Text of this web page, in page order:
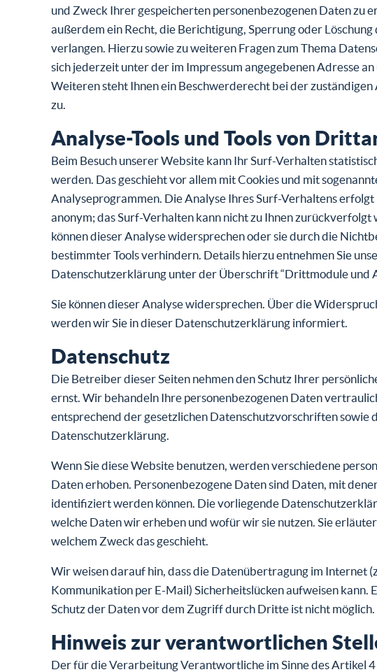
und Zweck Ihrer gespeicherten personenbezogenen Daten zu
außerdem ein Recht, die Berichtigung, Sperrung oder Löschung
verlangen. Hierzu sowie zu weiteren Fragen zum Thema
sich jederzeit unter der im Impressum angegebenen Adresse an
Weiteren steht Ihnen ein Beschwerderecht bei der
zu.
Analyse-Tools und Tools von
Beim Besuch unserer Website kann Ihr Surf-Verhalten
werden. Das geschieht vor allem mit Cookies und mit
Analyseprogrammen. Die Analyse Ihres Surf-Verhaltens erfolgt
anonym; das Surf-Verhalten kann nicht zu Ihnen zurückverfolgt
können dieser Analyse widersprechen oder sie durch die
bestimmter Tools verhindern. Details hierzu entnehmen Sie
Datenschutzerklärung unter der Überschrift “Drittmodule und
Sie können dieser Analyse widersprechen. Über die
werden wir Sie in dieser Datenschutzerklärung informiert.
Datenschutz
Die Betreiber dieser Seiten nehmen den Schutz Ihrer
ernst. Wir behandeln Ihre personenbezogenen Daten
entsprechend der gesetzlichen Datenschutzvorschriften sowie
Datenschutzerklärung.
Wenn Sie diese Website benutzen, werden verschiedene
Daten erhoben. Personenbezogene Daten sind Daten, mit
identifiziert werden können. Die vorliegende
welche Daten wir erheben und wofür wir sie nutzen. Sie
welchem Zweck das geschieht.
Wir weisen darauf hin, dass die Datenübertragung im Internet
Kommunikation per E-Mail) Sicherheitslücken aufweisen kann.
Schutz der Daten vor dem Zugriff durch Dritte ist nicht möglich.
Hinweis zur verantwortlichen
Der für die Verarbeitung Verantwortliche im Sinne des Artikel